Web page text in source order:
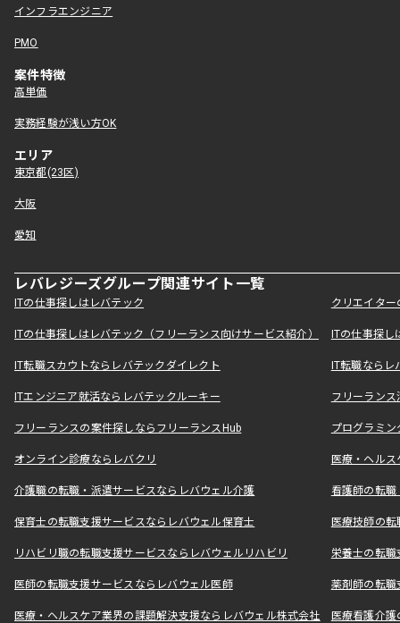
インフラエンジニア
PMO
案件特徴
高単価
実務経験が浅い方OK
エリア
東京都(23区)
大阪
愛知
レバレジーズグループ関連サイト一覧
ITの仕事探しはレバテック クリエイタ
ITの仕事探しはレバテック（フリーランス向けサービス紹介） ITの仕事探
IT転職スカウトならレバテックダイレクト IT転職なら
ITエンジニア就活ならレバテックルーキー フリーラン
フリーランスの案件探しならフリーランスHub プログラミ
オンライン診療ならレバクリ 医療・ヘル
介護職の転職・派遣サービスならレバウェル介護 看護師の転
保育士の転職支援サービスならレバウェル保育士 医療技師の
リハビリ職の転職支援サービスならレバウェルリハビリ 栄養士の転
医師の転職支援サービスならレバウェル医師 薬剤師の転
医療・ヘルスケア業界の課題解決支援ならレバウェル株式会社 医療看護介